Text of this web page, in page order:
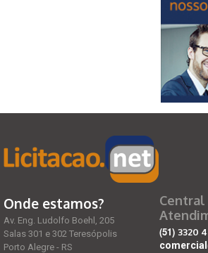
Onde estamos?
Av. Eng. Ludolfo Boehl, 205
Salas 301 e 302 Teresópolis
Porto Alegre - RS
Central
(51) 3320